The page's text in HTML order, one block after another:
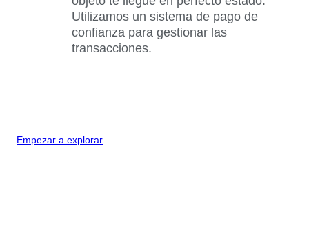
Utilizamos un sistema de pago de
confianza para gestionar las
transacciones.
Empezar a explorar